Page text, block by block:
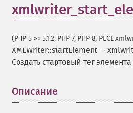
(PHP 5 >= 5.1.2, PHP 7, PHP 8, PECL
XMLWriter::startElement --
Создать стартовый тег элемента
Описание